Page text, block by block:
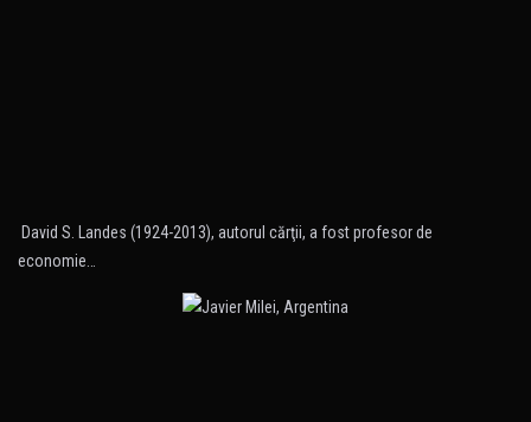
David S. Landes (1924-2013), autorul cărţii, a fost profesor de
economie…